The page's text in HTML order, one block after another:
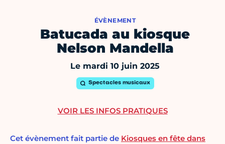
ÉVÈNEMENT
Batucada au kiosque
Nelson Mandella
Le mardi 10 juin 2025
Spectacles musicaux
Cet évènement fait partie de Kiosques en fête dans
VOIR LES INFOS PRATIQUES